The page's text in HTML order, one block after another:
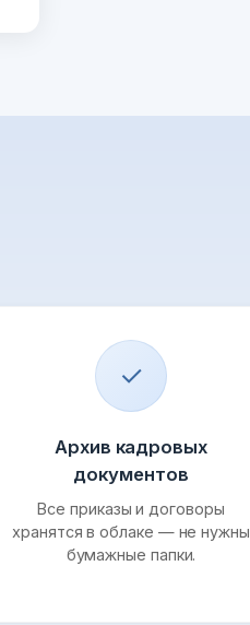
✓
Архив кадровых
документов
Все приказы и договоры
хранятся в облаке — не нужны
бумажные папки.